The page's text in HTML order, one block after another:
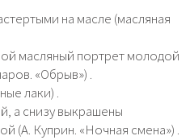
на масле (масляная
масляный портрет молодой
«Обрыв») .
лаки) .
а снизу выкрашены
(А. Куприн. «Ночная смена») .